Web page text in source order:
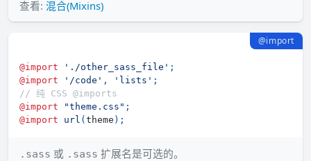
查看: 混合(Mixins)
@import
@import './other_sass_file' ;
@import
'/code' , 'lists' ;
// 纯 CSS @imports
@import
"theme.css" ;
@import
url ( theme ) ;
.sass 或 .sass 扩展名是可选的。